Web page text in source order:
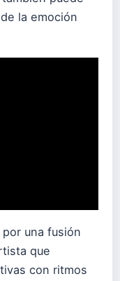
la emoción
una fusión
que
con ritmos